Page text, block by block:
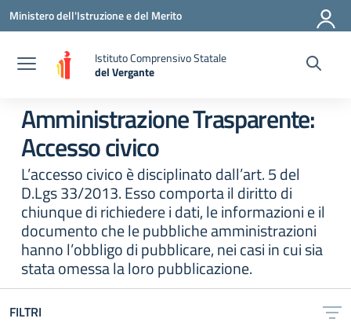
Vai ai contenuti
Vai al menu di navigazione
Vai al footer
Ministero dell'Istruzione e del Merito
Istituto Comprensivo Statale
del Vergante
— Visita la pagina iniziale della scuola
Amministrazione Trasparente:
Accesso civico
L’accesso civico è disciplinato dall’art. 5 del
D.Lgs 33/2013. Esso comporta il diritto di
chiunque di richiedere i dati, le informazioni e il
documento che le pubbliche amministrazioni
hanno l’obbligo di pubblicare, nei casi in cui sia
stata omessa la loro pubblicazione.
FILTRI